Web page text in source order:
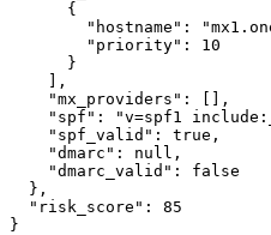
      {
"hostname":
        "priority": 10
      }
    ],
    "mx_providers": [],
"spf": "v=spf1
    "spf_valid": true,
    "dmarc": null,
    "dmarc_valid": false
  },
  "risk_score": 85
}